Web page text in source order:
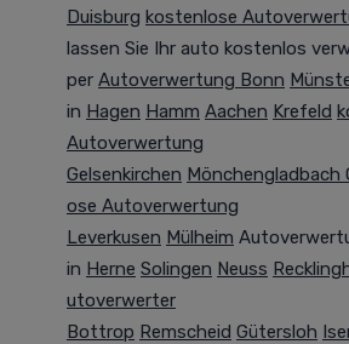
Duisburg kostenlose
lassen Sie Ihr auto kostenlos
per Autoverwertung Bonn
in Hagen Hamm Aachen Krefeld
Autoverwertung
Gelsenkirchen Mönchengladbach
ose Autoverwertung
Leverkusen Mülheim
in Herne Solingen Neuss
utoverwerter
Bottrop Remscheid Gütersloh